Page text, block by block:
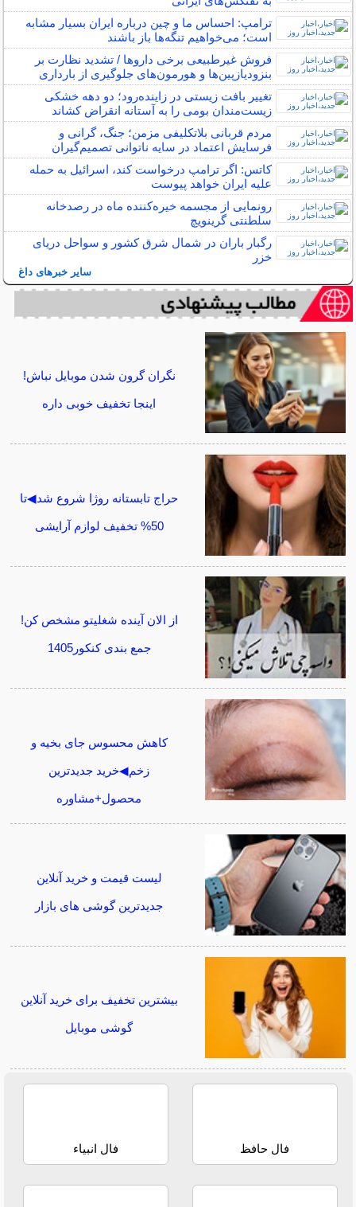
ترامپ: احساس ما و چین درباره ایران بسیار مشابه
است؛ می‌خواهیم تنگه‌ها باز باشند
فروش غیرطبیعی برخی داروها / تشدید نظارت بر
بنزودیازپین‌ها و هورمون‌های جلوگیری از بارداری
تغییر بافت زیستی در زاینده‌رود؛ دو دهه خشکی
زیست‌مندان بومی را به آستانه انقراض کشاند
مردم قربانی بلاتکلیفی مزمن؛ جنگ، گرانی و
فرسایش اعتماد در سایه ناتوانی تصمیم‌گیران
کاتس: اگر ترامپ درخواست کند، اسرائیل به حمله
علیه ایران خواهد پیوست
رونمایی از مجسمه خیره‌کننده ماه در رصدخانه
سلطنتی گرینویچ
رگبار باران در شمال شرق کشور و سواحل دریای
خزر
سایر خبرهای داغ
نگران گرون شدن موبایل نباش!
اینجا تخفیف خوبی داره
حراج تابستانه روژا شروع شد◀تا
50% تخفیف لوازم آرایشی
از الان آینده شغلیتو مشخص کن!
جمع بندی کنکور1405
کاهش محسوس جای بخیه و
زخم◀خرید جدیدترین
محصول+مشاوره
لیست قیمت و خرید آنلاین
جدیدترین گوشی های بازار
بیشترین تخفیف برای خرید آنلاین
گوشی موبایل
فال حافظ فال انبیاء